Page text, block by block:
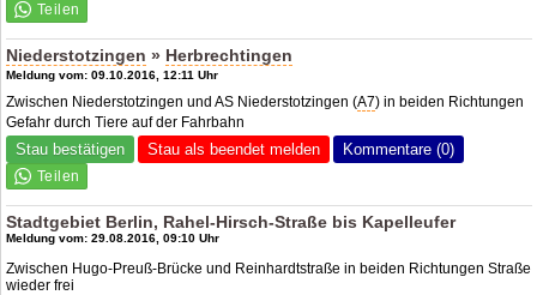
Niederstotzingen » Herbrechtingen
Meldung vom: 09.10.2016, 12:11 Uhr
Zwischen Niederstotzingen und AS Niederstotzingen (A7) in beiden Richtungen
Gefahr durch Tiere auf der Fahrbahn
Stau bestätigen Stau als beendet melden Kommentare (0)
Stadtgebiet Berlin, Rahel-Hirsch-Straße bis Kapelleufer
Meldung vom: 29.08.2016, 09:10 Uhr
Zwischen Hugo-Preuß-Brücke und Reinhardtstraße in beiden Richtungen Straße
wieder frei